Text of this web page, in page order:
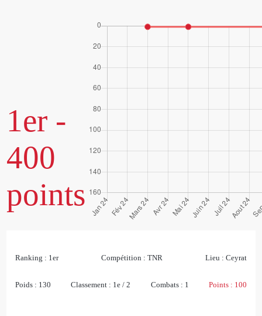
1er -
400
points
Ranking : 1er Compétition : TNR Lieu : Ceyrat
Poids : 130 Classement : 1e / 2 Combats : 1 Points : 100